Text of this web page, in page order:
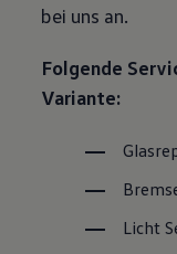
bei uns an.
Folgende
Variante:
Licht